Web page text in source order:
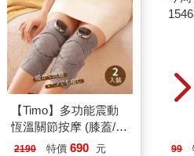
們仍須注意玩具模型的有效程度。
書，但往往將焦點放在怪誕或奇
找月光》和賽門．辛的《費瑪最
之間的關係，例如，法米羅的
為解謎或玩弄數字的遊戲，這是
伎倆。數學確實可以非常好玩，
學的絕佳方法。但我認為大家同
學是推動現代世界發展不可或缺
【Timo】多功能震動
恆溫關節按摩 (膝蓋/
肩/手肘通用) 無線充電
2190 特價 690 元 99